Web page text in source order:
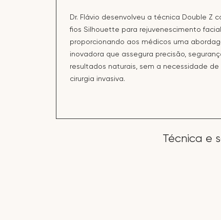
Dr. Flávio desenvolveu a técnica Double Z
fios Silhouette para rejuvenescimento
proporcionando aos médicos uma
inovadora que assegura precisão,
resultados naturais, sem a necessidade de
cirurgia invasiva.
Técnica e